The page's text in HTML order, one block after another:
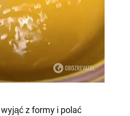
z formy i polać